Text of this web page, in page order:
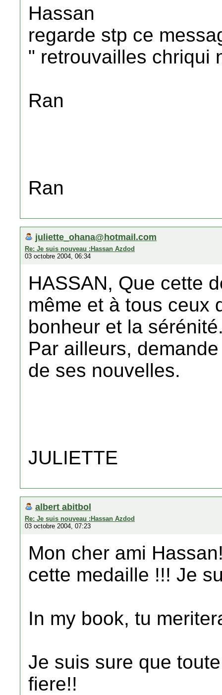
Hassan
regarde stp ce
" retrouvailles chriqui
Ran
Ran
juliette_ohana@hotmail.com
Re: Je suis nouveau :Hassan Azdod
03 octobre 2004, 06:34
HASSAN, Que cette
même et à tous ceux
bonheur et la
Par ailleurs,
de ses nouvelles.
JULIETTE
albert abitbol
Re: Je suis nouveau :Hassan Azdod
03 octobre 2004, 07:23
Mon cher ami
cette medaille !!! Je
In my book, tu
Je suis sure que
fiere!!